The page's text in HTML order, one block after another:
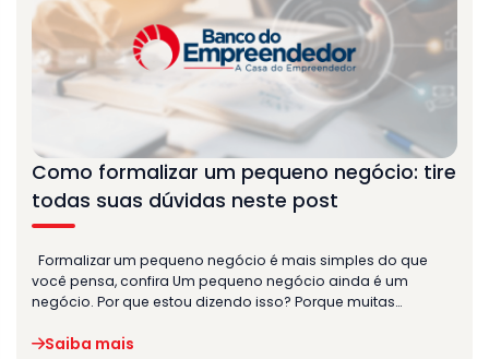
Como formalizar um pequeno negócio: tire
todas suas dúvidas neste post
Formalizar um pequeno negócio é mais simples do que
você pensa, confira Um pequeno negócio ainda é um
negócio. Por que estou dizendo isso? Porque muitas…
Saiba mais